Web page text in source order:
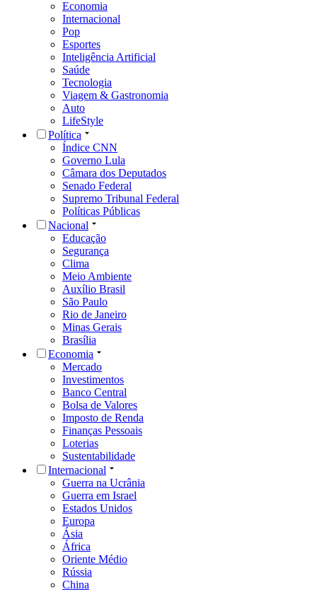
Economia
Internacional
Pop
Esportes
Inteligência Artificial
Saúde
Tecnologia
Viagem & Gastronomia
Auto
LifeStyle
Política
Índice CNN
Governo Lula
Câmara dos Deputados
Senado Federal
Supremo Tribunal Federal
Políticas Públicas
Nacional
Educação
Segurança
Clima
Meio Ambiente
Auxílio Brasil
São Paulo
Rio de Janeiro
Minas Gerais
Brasília
Economia
Mercado
Investimentos
Banco Central
Bolsa de Valores
Imposto de Renda
Finanças Pessoais
Loterias
Sustentabilidade
Internacional
Guerra na Ucrânia
Guerra em Israel
Estados Unidos
Europa
Ásia
África
Oriente Médio
Rússia
China